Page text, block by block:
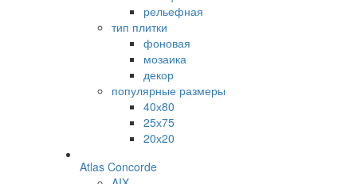
рельефная
тип плитки
фоновая
мозаика
декор
популярные размеры
40х80
25х75
20х20
Atlas Concorde